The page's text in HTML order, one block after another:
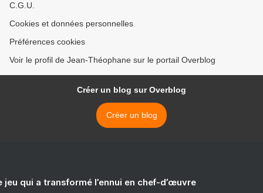
C.G.U.
Cookies et données personnelles
Préférences cookies
Voir le profil de Jean-Théophane sur le portail Overblog
Créer un blog sur Overblog
Créer un blog
jeu qui a transformé l’ennui en chef-d’œuvre